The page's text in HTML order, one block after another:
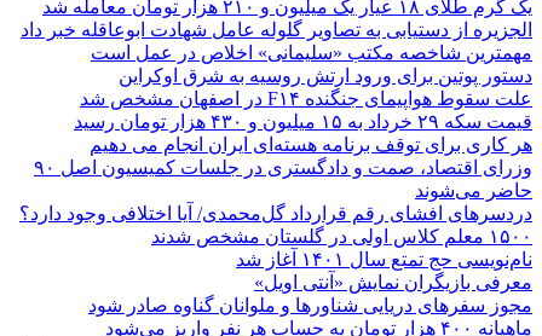
یک گرم طلای ۱۸ عیار یک میلیون و ۲۱۰ هزار تومان معامله شد
الجزیره از دستیابی به تصاویر گلوله عامل شهادت ابوعاقله خبر داد
مهمترین شاخصه مکتب «سلیمانی» اخلاص در عمل است
دستور پوتین برای ورود ارتش روسیه به شرق اوکراین
علت سقوط هواپیمای جنگنده F۱۴ در اصفهان مشخص شد
قیمت سکه ۲۹ خرداد به ۱۵ میلیون و ۴۳۰ هزار تومان رسید
هر کاری برای توقف برنامه هسته‌ای ایران انجام می دهیم
وزرای اقتصاد، صمت و دادگستری در جلسات کمیسیون اصل ۹۰
حاضر می‌شوند
دردسرهای افشای رقم قرارداد گل‌محمدی/ آیا اختلافی وجود دارد؟
۱۵۰۰ معلم کلاس اولی در گلستان مشخص شدند
نام‌نویسی حج تمتع سال ۱۴۰۱ آغاز شد
معرفی بازیگران نمایش «آنتی اویل»
مجوز سفرهای دریایی شناورها و ملوانان گناوه صادر شود
ماهیانه ۴۰۰ هزار تومان به حساب هر نفر واریز می‌شود